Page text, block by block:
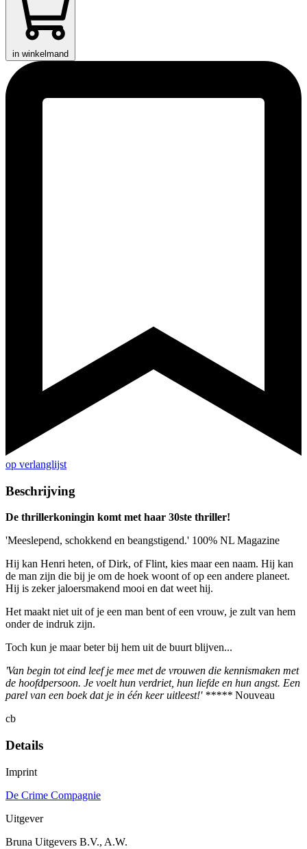
in winkelmand
op verlanglijst
Beschrijving
De thrillerkoningin komt met haar 30ste thriller!
'Meeslepend, schokkend en beangstigend.' 100% NL Magazine
Hij kan Henri heten, of Dirk, of Flint, kies maar een naam. Hij kan
de man zijn die bij je om de hoek woont of op een andere planeet.
Hij is zeker jaloersmakend mooi en dat weet hij.
Het maakt niet uit of je een man bent of een vrouw, je zult van hem
onder de indruk zijn.
Toch kun je maar beter bij hem uit de buurt blijven...
'Van begin tot eind leef je mee met de vrouwen die kennismaken met
de hoofdpersoon. Je voelt hun verdriet, hun liefde en hun angst. Een
parel van een boek dat je in één keer uitleest!' ***** Nouveau
cb
Details
Imprint
De Crime Compagnie
Uitgever
Bruna Uitgevers B.V., A.W.